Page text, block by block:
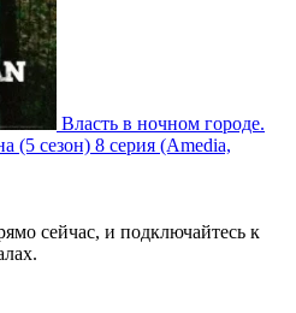
Власть в ночном городе.
(5 сезон) 8 серия (Amedia,
сейчас, и подключайтесь к